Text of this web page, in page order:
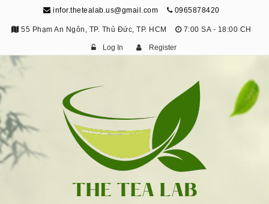
infor.thetealab.us@gmail.com 0965878420
55 Phạm An Ngôn, TP. Thủ Đức, TP. HCM 7:00 SA - 18:00 CH
Log In Register